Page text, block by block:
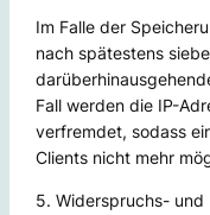
Im Falle der
nach spätestens
Fall werden die IP-
verfremdet, sodass
Clients nicht mehr
5. Widerspruchs-